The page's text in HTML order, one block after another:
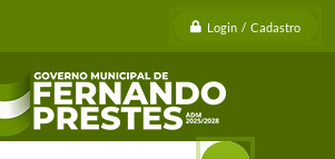
Login / Cadastro